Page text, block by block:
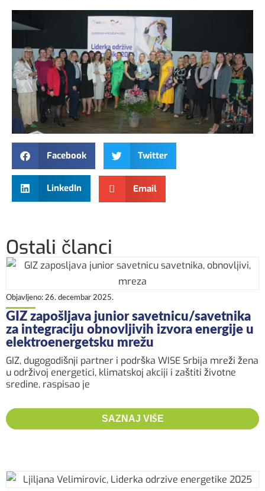
Facebook Twitter
LinkedIn Email
Ostali članci
Objavljeno: 26. decembar 2025.
GIZ zapošljava junior savetnicu/savetnika
za integraciju obnovljivih izvora energije u
elektroenergetsku mrežu
GIZ, dugogodišnji partner i podrška WISE Srbija mreži žena
u održivoj energetici, klimatskoj akciji i zaštiti životne
sredine, raspisao je
SAZNAJ VIŠE